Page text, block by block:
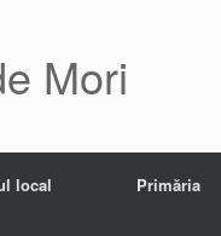
Mori
local Primăria